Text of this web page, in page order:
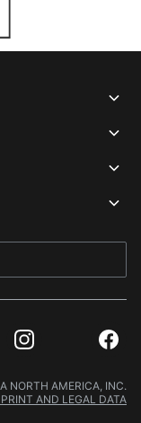
Instagram
NORTH AMERICA, INC.
AND LEGAL DATA